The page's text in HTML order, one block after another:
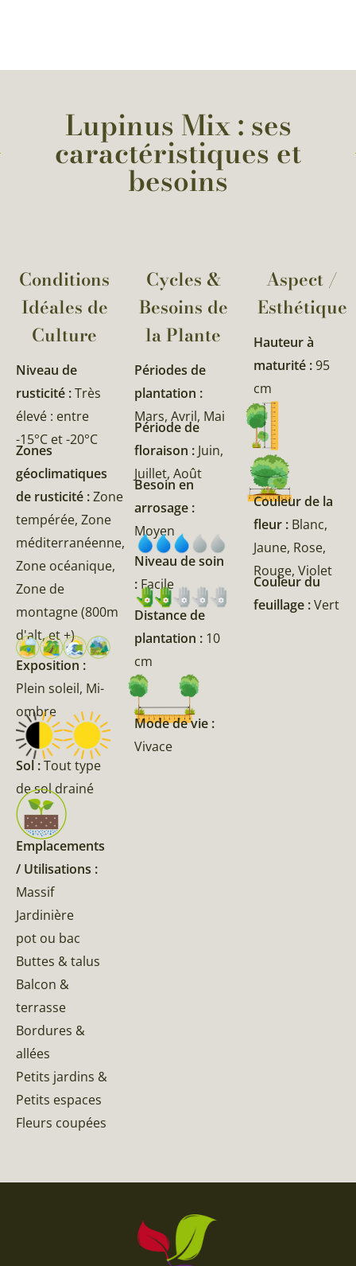
Lupinus Mix : ses
caractéristiques et
besoins
Conditions
Idéales de
Culture
Niveau de
rusticité :Très
élevé : entre
-15°C et -20°C
Zones
géoclimatiques
de rusticité :Zone
tempérée, Zone
méditerranéenne,
Zone océanique,
Zone de
montagne (800m
d'alt, et +)
Exposition :
Plein soleil, Mi-
ombre
Sol :Tout type
de sol drainé
Emplacements
/ Utilisations :
Massif
Jardinière
pot ou bac
Buttes & talus
Balcon &
terrasse
Bordures &
allées
Petits jardins &
Petits espaces
Fleurs coupées
Cycles &
Besoins de
la Plante​
Périodes de
plantation :
Mars, Avril, Mai
Période de
floraison : Juin,
Juillet, Août
Besoin en
arrosage :
Moyen
Niveau de soin
: Facile
Distance de
plantation : 10
cm
Mode de vie :
Vivace
Aspect /
Esthétique
Hauteur à
maturité :95
cm
Couleur de la
fleur : Blanc,
Jaune, Rose,
Rouge, Violet
Couleur du
feuillage :Vert